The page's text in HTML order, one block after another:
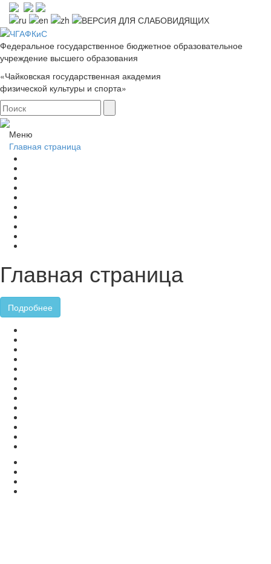
Федеральное государственное бюджетное образовательное
учреждение высшего образования
«Чайковская государственная академия
физической культуры и спорта»
Меню
Главная страница
Главная страница
Подробнее